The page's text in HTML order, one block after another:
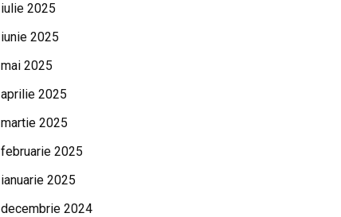
iulie 2025
iunie 2025
mai 2025
aprilie 2025
martie 2025
februarie 2025
ianuarie 2025
decembrie 2024